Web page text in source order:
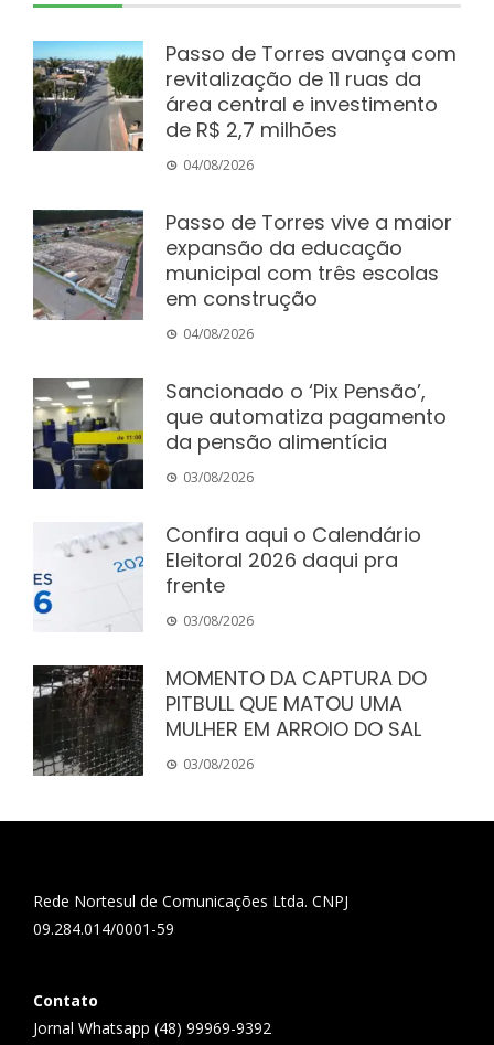
Passo de Torres avança com
revitalização de 11 ruas da
área central e investimento
de R$ 2,7 milhões
04/08/2026
Passo de Torres vive a maior
expansão da educação
municipal com três escolas
em construção
04/08/2026
Sancionado o ‘Pix Pensão’,
que automatiza pagamento
da pensão alimentícia
03/08/2026
Confira aqui o Calendário
Eleitoral 2026 daqui pra
frente
03/08/2026
MOMENTO DA CAPTURA DO
PITBULL QUE MATOU UMA
MULHER EM ARROIO DO SAL
03/08/2026
Rede Nortesul de Comunicações Ltda. CNPJ
09.284.014/0001-59
Contato
Jornal Whatsapp (48) 99969-9392